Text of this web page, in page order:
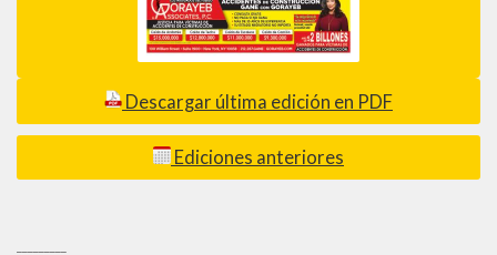
Descargar última edición en PDF
Ediciones anteriores